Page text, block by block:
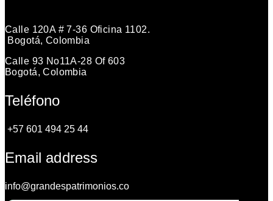
Calle 120A # 7-36 Oficina 1102.
Bogotá, Colombia
Calle 93 No11A-28 Of 603
Bogotá, Colombia
Teléfono
+57 601 494 25 44
Email address
info@grandespatrimonios.co